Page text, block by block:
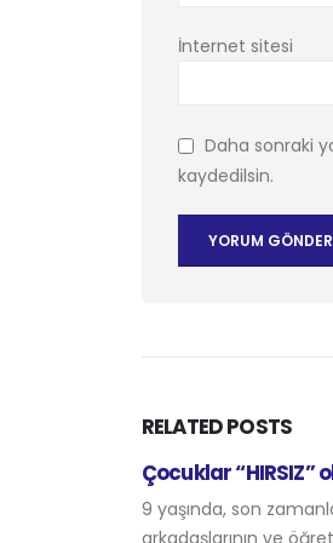
İnternet sitesi
Daha sonraki
kaydedilsin.
RELATEDPOSTS
ÇOCUKLARA
VERİLMELİ
Pek çok anne baba